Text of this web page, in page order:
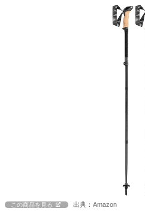
この商品を見る 出典：Amazon